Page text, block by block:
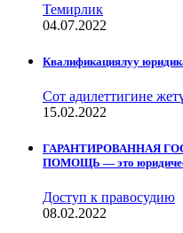
Темирлик
04.07.2022
Квалификациялуу
Сот адилеттигине
15.02.2022
ГАРАНТИРОВАННАЯ
ПОМОЩЬ — это
Доступ к правосудию
08.02.2022